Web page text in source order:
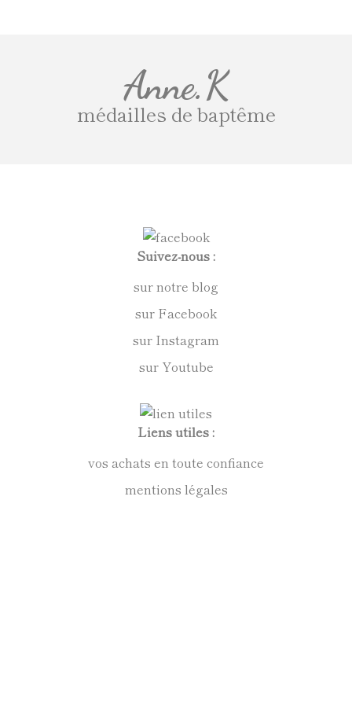
Anne.K
médailles de baptême
Suivez-nous :
sur notre blog
sur Facebook
sur Instagram
sur Youtube
Liens utiles :
vos achats en toute confiance
mentions légales